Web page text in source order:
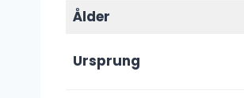
Ålder
Ursprung